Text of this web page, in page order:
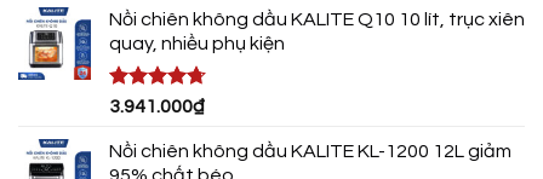
5 sao
Nồi chiên không dầu KALITE Q10 10 lít, trục xiên
quay, nhiều phụ kiện
Được xếp
5 sao
3.941.000₫
Nồi chiên không dầu KALITE KL-1200 12L giảm